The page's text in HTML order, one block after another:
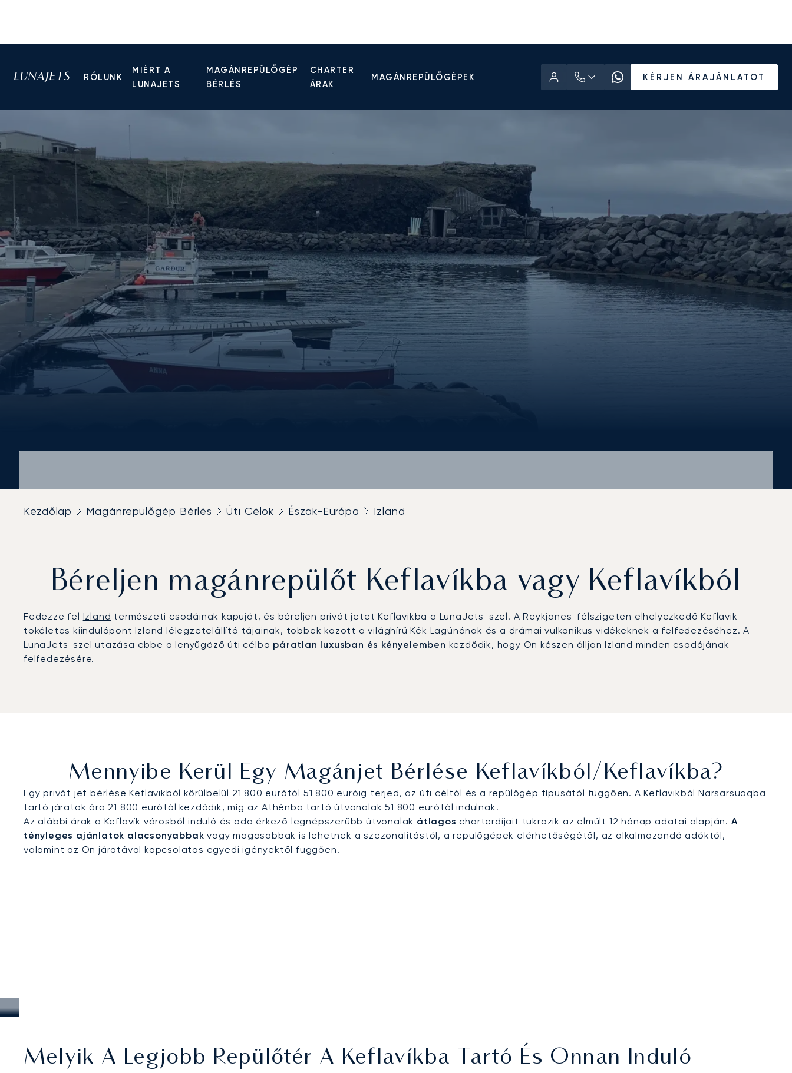
RÓLUNK
MIÉRT A
LUNAJETS
MAGÁNREPÜLŐGÉP
BÉRLÉS
CHARTER
ÁRAK
MAGÁNREPÜLŐGÉPEK KÉRJEN ÁRAJÁNLATOT
Kezdőlap Magánrepülőgép Bérlés Úti Célok Észak-Európa Izland
Béreljen magánrepülőt Keflavíkba vagy Keflavíkból
Fedezze fel Izland természeti csodáinak kapuját, és béreljen privát jetet Keflavikba a LunaJets-szel. A Reykjanes-félszigeten elhelyezkedő Keflavik
tökéletes kiindulópont Izland lélegzetelállító tájainak, többek között a világhírű Kék Lagúnának és a drámai vulkanikus vidékeknek a felfedezéséhez. A
LunaJets-szel utazása ebbe a lenyűgöző úti célba páratlan luxusban és kényelemben kezdődik, hogy Ön készen álljon Izland minden csodájának
felfedezésére.
Mennyibe Kerül Egy Magánjet Bérlése Keflavíkból/Keflavíkba?
Egy privát jet bérlése Keflavikból körülbelül 21 800 eurótól 51 800 euróig terjed, az úti céltól és a repülőgép típusától függően. A Keflavikból Narsarsuaqba
tartó járatok ára 21 800 eurótól kezdődik, míg az Athénba tartó útvonalak 51 800 eurótól indulnak.
Az alábbi árak a Keflavík városból induló és oda érkező legnépszerűbb útvonalak átlagos charterdíjait tükrözik az elmúlt 12 hónap adatai alapján. A
tényleges ajánlatok alacsonyabbak vagy magasabbak is lehetnek a szezonalitástól, a repülőgépek elérhetőségétől, az alkalmazandó adóktól,
valamint az Ön járatával kapcsolatos egyedi igényektől függően.
Melyik A Legjobb Repülőtér A Keflavíkba Tartó És Onnan Induló